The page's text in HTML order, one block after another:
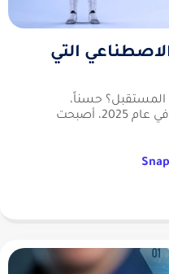
التي
المستقبل؟ حسناً،
المستقبل أصبح أقرب مما تتخيل. في عام 2025، أصبحت